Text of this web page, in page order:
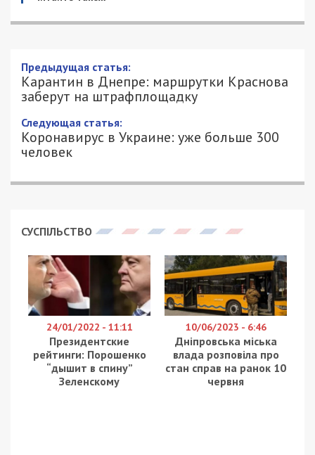
Карантин в Днепре: маршрутки
Краснова заберут на штрафплощадку
27/03/2020 - 20:47
АЛИСА ЕФАНОВА - СПЕЦИАЛЬНО ДЛЯ
49000.COM.UA
8759
Сегодня, 27 марта, в Днепре прошло заседание
характера местного уровня. Протокол заседания
заммэра Михаил Лысенко.
Среди других вопросов, комиссия обсудила
бесплатные маршрутки, которыезапустил
депутат горсовета Загид Красновпрямо в разгар
эпидемии. Как решили члены комиссии,
осуществление регулярных пассажирских
перевозок противоречит соблюдению
эпидемиологического режима, согласно Кодексу
гражданской защиты Украины. К тому же, с 15